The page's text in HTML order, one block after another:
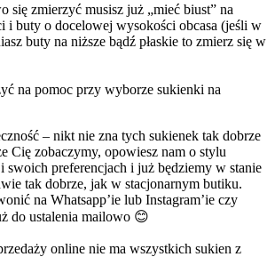
się zmierzyć musisz już „mieć biust” na
i buty o docelowej wysokości obcasa (jeśli w
buty na niższe bądź płaskie to zmierz się w
na pomoc przy wyborze sukienki na
– nikt nie zna tych sukienek tak dobrze
Cię zobaczymy, opowiesz nam o stylu
swoich preferencjach i już będziemy w stanie
tak dobrze, jak w stacjonarnym butiku.
na Whatsapp’ie lub Instagram’ie czy
do ustalenia mailowo 😊
online nie ma wszystkich sukien z